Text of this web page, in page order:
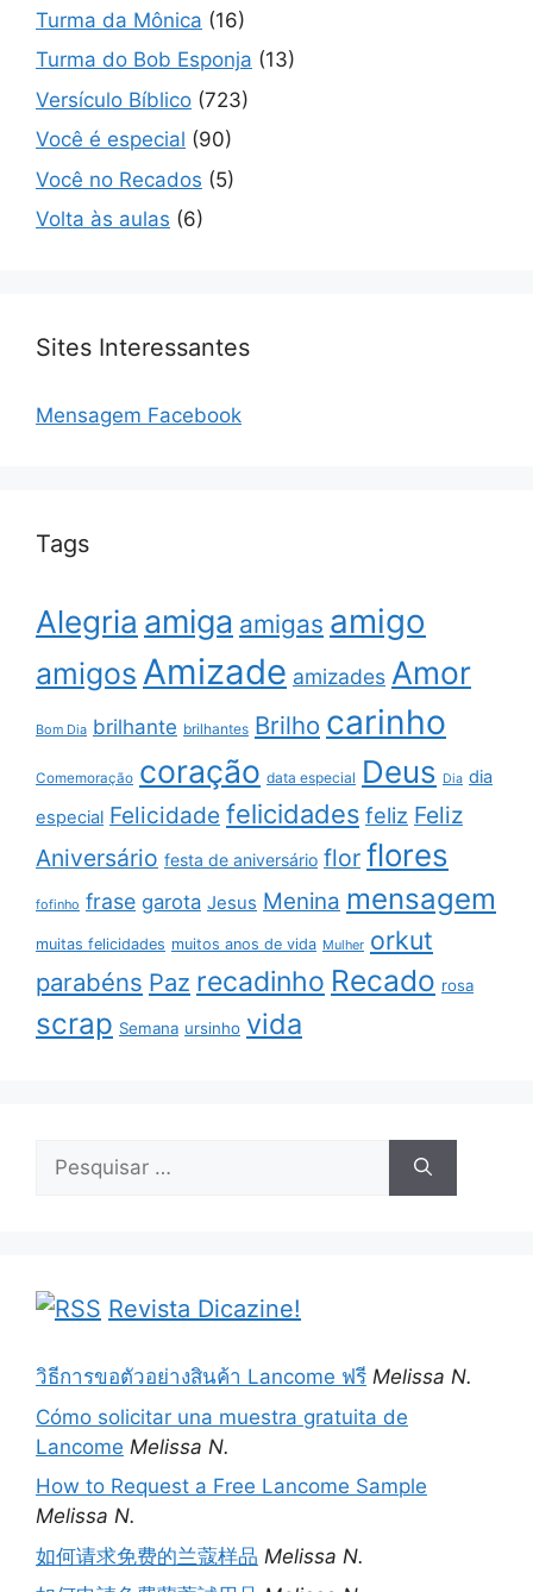
Turma da Mônica (16)
Turma do Bob Esponja (13)
Versículo Bíblico (723)
Você é especial (90)
Você no Recados (5)
Volta às aulas (6)
Sites Interessantes
Mensagem Facebook
Tags
Alegria amiga amigas amigo
amigos Amizade amizades Amor
Bom Dia brilhante brilhantes Brilho carinho
Comemoração coração data especial Deus Dia dia
especial Felicidade felicidades feliz Feliz
Aniversário festa de aniversário flor flores
fofinho frase garota Jesus Menina mensagem
muitas felicidades muitos anos de vida Mulher orkut
parabéns Paz recadinho Recado rosa
scrap Semana ursinho vida
Pesquisar
Revista Dicazine!
วิธีการขอตัวอย่างสินค้า Lancome ฟรี Melissa N.
Cómo solicitar una muestra gratuita de
Lancome Melissa N.
How to Request a Free Lancome Sample
Melissa N.
如何请求免费的兰蔻样品 Melissa N.